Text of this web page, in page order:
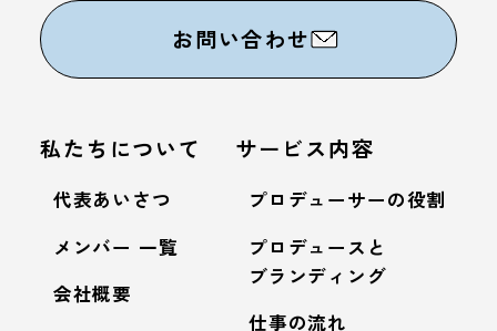
お問い合わせ
私たちについて
代表あいさつ
メンバー 一覧
会社概要
サービス内容
プロデューサーの役割
プロデュースと
ブランディング
仕事の流れ